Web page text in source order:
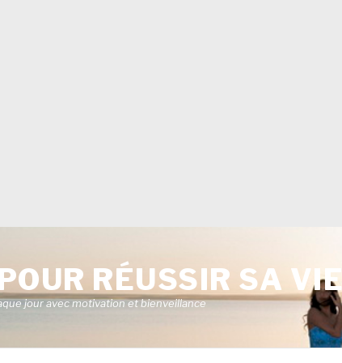
RÉUSSIR SA VIE
jour avec motivation et bienveillance